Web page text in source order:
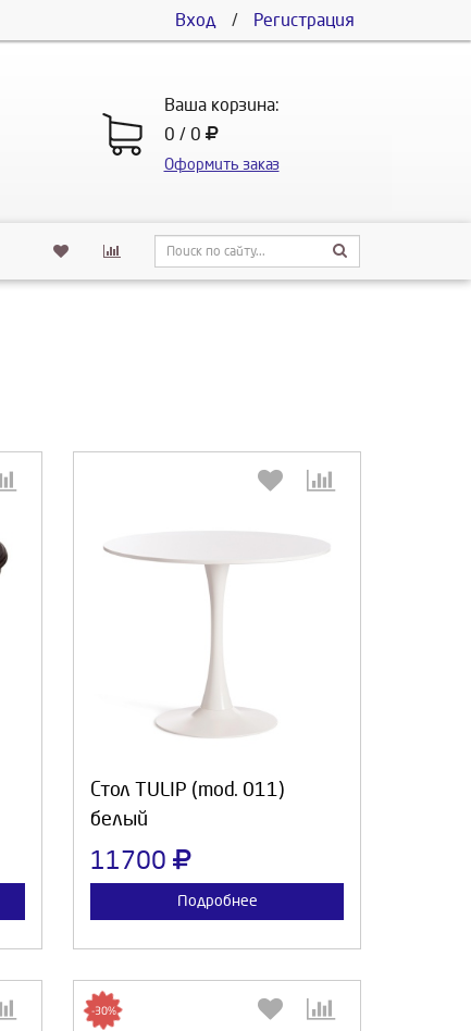
Вход / Регистрация
Ваша корзина:
0 / 0
Оформить заказ
Стол TULIP (mod. 011)
белый
11700
Подробнее
-30%